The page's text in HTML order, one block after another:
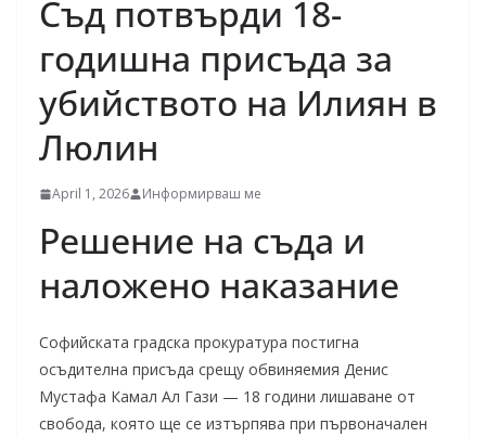
Съд потвърди 18-
годишна присъда за
убийството на Илиян в
Люлин
April 1, 2026 Информирваш ме
Решение на съда и
наложено наказание
Софийската градска прокуратура постигна
осъдителна присъда срещу обвиняемия Денис
Мустафа Камал Ал Гази — 18 години лишаване от
свобода, която ще се изтърпява при първоначален